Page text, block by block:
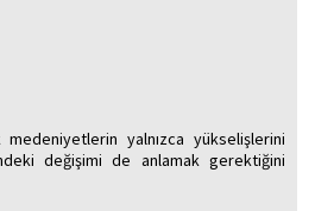
yalnızca yükselişlerini
değişimi de anlamak gerektiğini